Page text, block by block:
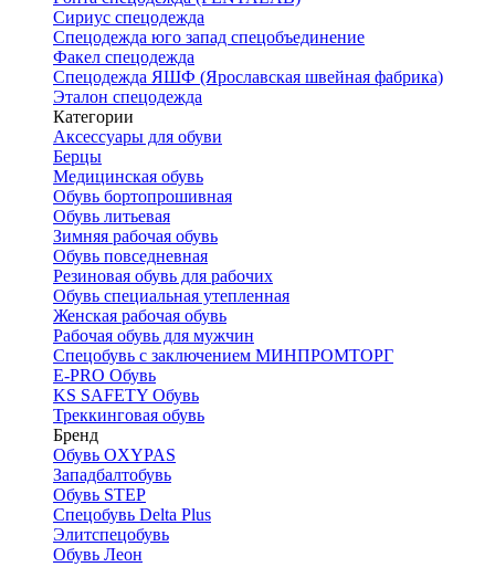
Сириус спецодежда
Спецодежда юго запад спецобъединение
Факел спецодежда
Спецодежда ЯШФ (Ярославская швейная фабрика)
Эталон спецодежда
Категории
Аксессуары для обуви
Берцы
Медицинская обувь
Обувь бортопрошивная
Обувь литьевая
Зимняя рабочая обувь
Обувь повседневная
Резиновая обувь для рабочих
Обувь специальная утепленная
Женская рабочая обувь
Рабочая обувь для мужчин
Спецобувь с заключением МИНПРОМТОРГ
E-PRO Обувь
KS SAFETY Обувь
Треккинговая обувь
Бренд
Обувь OXYPAS
Западбалтобувь
Обувь STEP
Спецобувь Delta Plus
Элитспецобувь
Обувь Леон